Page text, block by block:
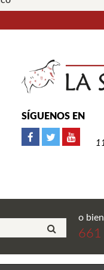
SÍGUENOS EN
o
661